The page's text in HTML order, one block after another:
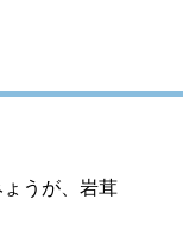
うが、岩茸